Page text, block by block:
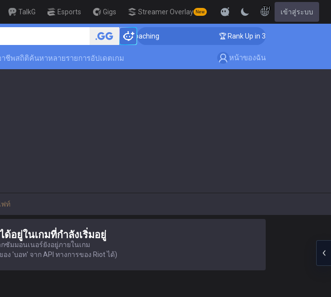
TalkG Esports Gigs Streamer Overlay New
TH เข้าสู่ระบบ
🏆 Rank Up in 3 Days! Challenger Coaching 🏆 Rank Up in 3 Days! Challenger
าชีพสถิติค้นหาหลายรายการอัปเดตเกม หน้าของฉัน
ฟท์
ด้อยู่ในเกมที่กำลังเริ่มอยู่
ซัมมอนเนอร์ยังอยู่ภายในเกม
'บอท' จาก API ทางการของ Riot ได้)